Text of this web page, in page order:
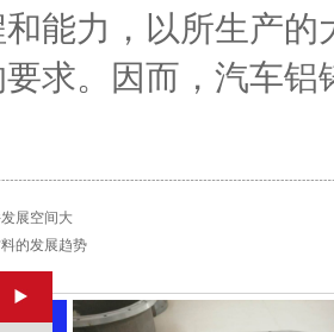
能力，以所生产
求。因而，汽车
展空间大
的发展趋势